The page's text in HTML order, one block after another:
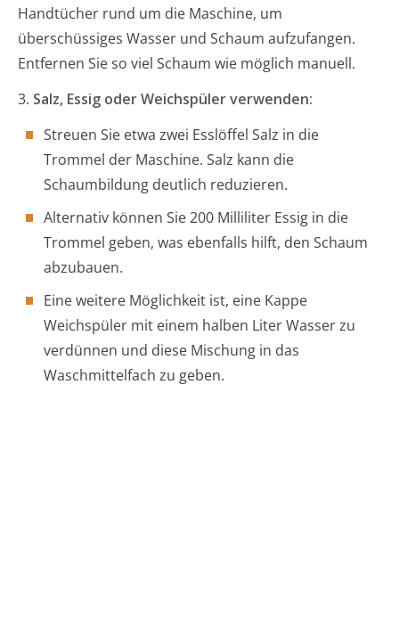
Handtücher rund um die Maschine, um
überschüssiges Wasser und Schaum aufzufangen.
Entfernen Sie so viel Schaum wie möglich manuell.
3. Salz, Essig oder Weichspüler verwenden:
Streuen Sie etwa zwei Esslöffel Salz in die
Trommel der Maschine. Salz kann die
Schaumbildung deutlich reduzieren.
Alternativ können Sie 200 Milliliter Essig in die
Trommel geben, was ebenfalls hilft, den Schaum
abzubauen.
Eine weitere Möglichkeit ist, eine Kappe
Weichspüler mit einem halben Liter Wasser zu
verdünnen und diese Mischung in das
Waschmittelfach zu geben.